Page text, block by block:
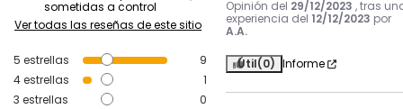
sometidas a control
Ver todas las reseñas de este sitio
5 estrellas
9
4estrellas
1
3 estrellas
0
Opinión del 29/12/2023 , tras
experiencia del 12/12/2023 por
A.A.
Útil(0) Informe